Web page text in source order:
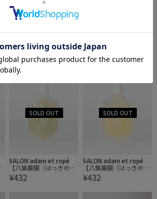
【八旗農園（はっきのう
えん）】片手果物ゼリ
ー/もも
¥432
【八旗農園（はっきのう
えん）】片手果物ゼリ
ー/すもも
¥432
SALON adam et ropé
【八旗農園（はっきのう
えん）】片手果物ゼリ
¥432
SALON adam et ropé
【八旗農園（はっきのう
えん）】片手果物ゼリ
¥432